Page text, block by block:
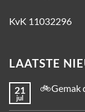
KvK 11032296
LAATSTE
21
jul
🚲Gemak